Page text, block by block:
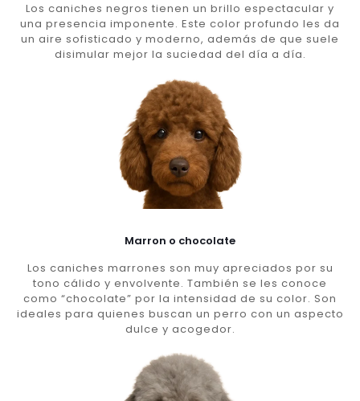
Los caniches negros tienen un brillo espectacular y
una presencia imponente. Este color profundo les da
un aire sofisticado y moderno, además de que suele
disimular mejor la suciedad del día a día.
Marron o chocolate
Los caniches marrones son muy apreciados por su
tono cálido y envolvente. También se les conoce
como “chocolate” por la intensidad de su color. Son
ideales para quienes buscan un perro con un aspecto
dulce y acogedor.